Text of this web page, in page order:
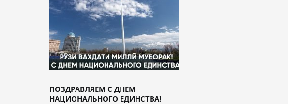
ПОЗДРАВЛЯЕМ С ДНЕМ
НАЦИОНАЛЬНОГО ЕДИНСТВА!